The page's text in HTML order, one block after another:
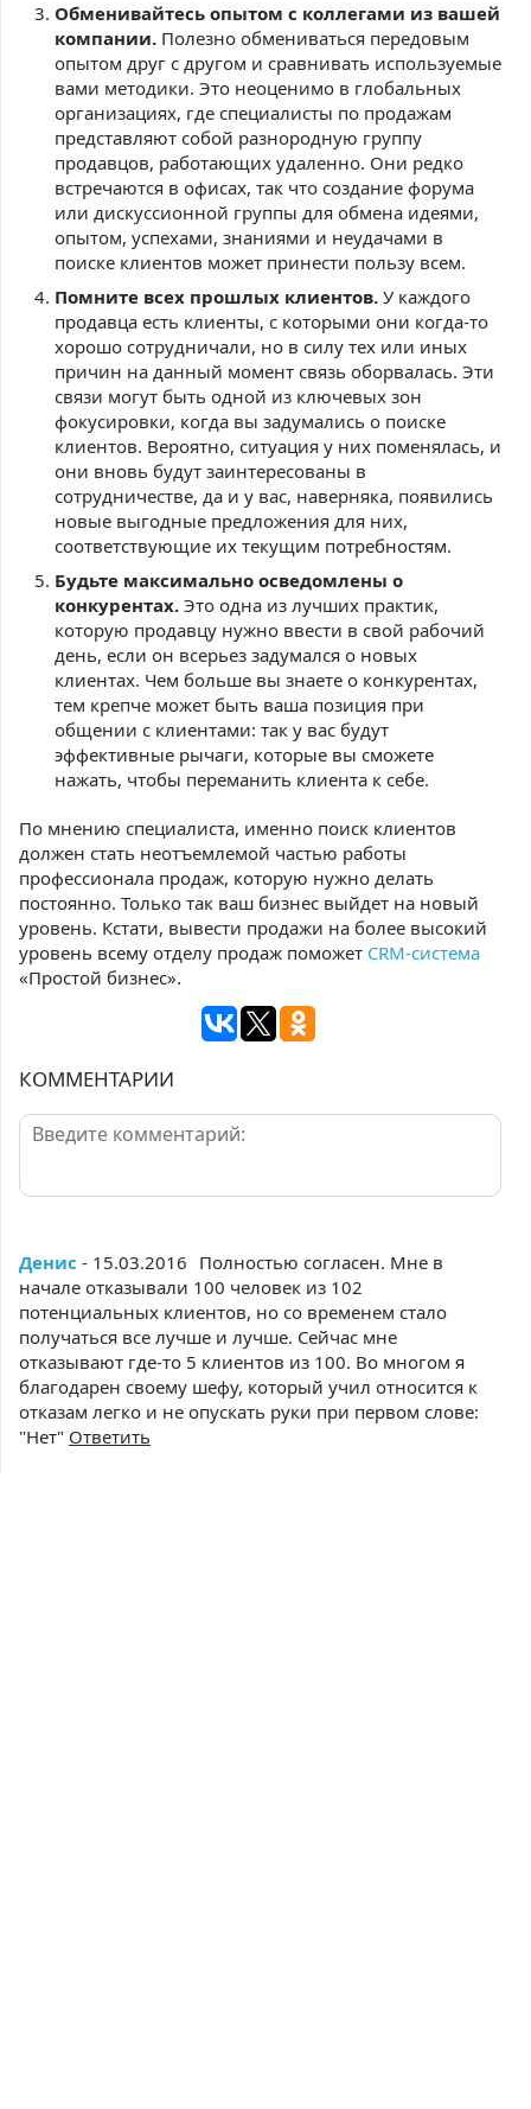
Обменивайтесь опытом с коллегами из вашей
компании. Полезно обмениваться передовым
опытом друг с другом и сравнивать используемые
вами методики. Это неоценимо в глобальных
организациях, где специалисты по продажам
представляют собой разнородную группу
продавцов, работающих удаленно. Они редко
встречаются в офисах, так что создание форума
или дискуссионной группы для обмена идеями,
опытом, успехами, знаниями и неудачами в
поиске клиентов может принести пользу всем.
Помните всех прошлых клиентов. У каждого
продавца есть клиенты, с которыми они когда-то
хорошо сотрудничали, но в силу тех или иных
причин на данный момент связь оборвалась. Эти
связи могут быть одной из ключевых зон
фокусировки, когда вы задумались о поиске
клиентов. Вероятно, ситуация у них поменялась, и
они вновь будут заинтересованы в
сотрудничестве, да и у вас, наверняка, появились
новые выгодные предложения для них,
соответствующие их текущим потребностям.
Будьте максимально осведомлены о
конкурентах. Это одна из лучших практик,
которую продавцу нужно ввести в свой рабочий
день, если он всерьез задумался о новых
клиентах. Чем больше вы знаете о конкурентах,
тем крепче может быть ваша позиция при
общении с клиентами: так у вас будут
эффективные рычаги, которые вы сможете
нажать, чтобы переманить клиента к себе.
По мнению специалиста, именно поиск клиентов
должен стать неотъемлемой частью работы
профессионала продаж, которую нужно делать
постоянно. Только так ваш бизнес выйдет на новый
уровень. Кстати, вывести продажи на более высокий
уровень всему отделу продаж поможет CRM-система
«Простой бизнес».
КОММЕНТАРИИ
Денис - 15.03.2016 Полностью согласен. Мне в
начале отказывали 100 человек из 102
потенциальных клиентов, но со временем стало
получаться все лучше и лучше. Сейчас мне
отказывают где-то 5 клиентов из 100. Во многом я
благодарен своему шефу, который учил относится к
отказам легко и не опускать руки при первом слове:
"Нет" Ответить